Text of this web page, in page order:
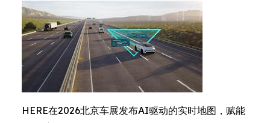
HERE在2026北京车展发布AI驱动的实时地图，赋能